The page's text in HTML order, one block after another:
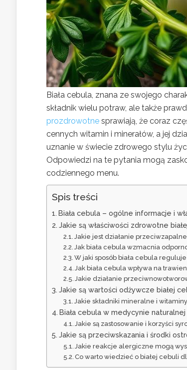
Biała cebula, znana ze swojego
składnik wielu potraw, ale także
prozdrowotne sprawiają, że coraz
cennych witamin i minerałów, a jej
uznanie w świecie zdrowego stylu
Odpowiedzi na te pytania mogą
codziennego menu.
Spis treści
Biała cebula – ogólne informacje i
Jakie są właściwości zdrowotne
Jakie jest działanie
Jak biała cebula wzmacnia
W jaki sposób biała cebula
Jak biała cebula wpływa na
Jakie działanie
Jakie są wartości odżywcze białej
Jakie składniki mineralne i
Biała cebula w medycynie naturalnej
Jakie są zastosowanie i korzyści
Jakie są przeciwskazania i środki
Jakie reakcje alergiczne mogą
Co warto wiedzieć o białej cebuli